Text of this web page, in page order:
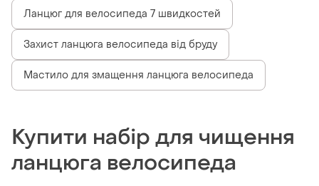
Ланцюг для велосипеда 7 швидкостей
Захист ланцюга велосипеда від бруду
Мастило для змащення ланцюга велосипеда
Купити набір для чищення
ланцюга велосипеда